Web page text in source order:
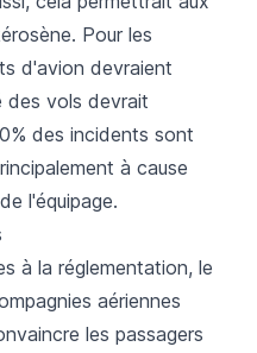
Pour les
d'avion devraient
des vols devrait
des incidents sont
à cause
l'équipage.
à la réglementation, le
aériennes
les passagers